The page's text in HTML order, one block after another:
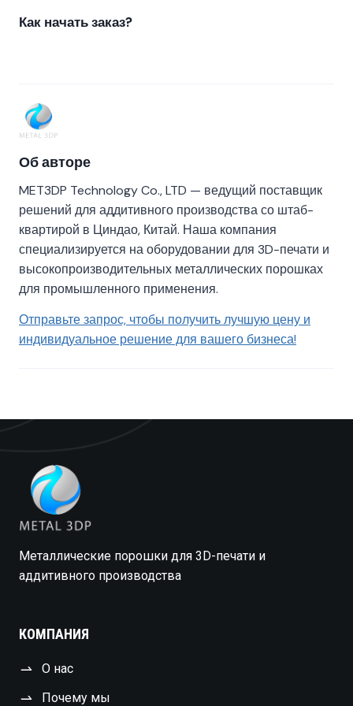
Как начать заказ?
Об авторе
MET3DP Technology Co., LTD — ведущий поставщик
решений для аддитивного производства со штаб-
квартирой в Циндао, Китай. Наша компания
специализируется на оборудовании для 3D-печати и
высокопроизводительных металлических порошках
для промышленного применения.
Отправьте запрос, чтобы получить лучшую цену и
индивидуальное решение для вашего бизнеса!
Металлические порошки для 3D-печати и
аддитивного производства
КОМПАНИЯ
О нас
Почему мы